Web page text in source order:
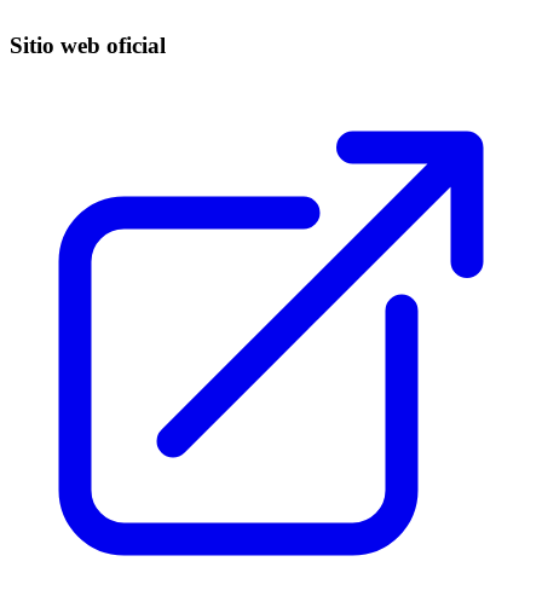
Sitio web oficial